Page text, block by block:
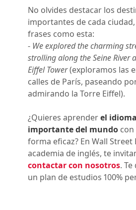
No olvides destacar los
importantes de cada
frases como esta:
- We explored the charming
strolling along the Seine River
Eiffel Tower(exploramos las
calles de París, paseando
admirando la Torre Eiffel).
¿Quieres aprenderel
importante del mundo
forma eficaz? En Wall Street
academia de inglés, te
contactar con nosotros.
un plan de estudios 100%